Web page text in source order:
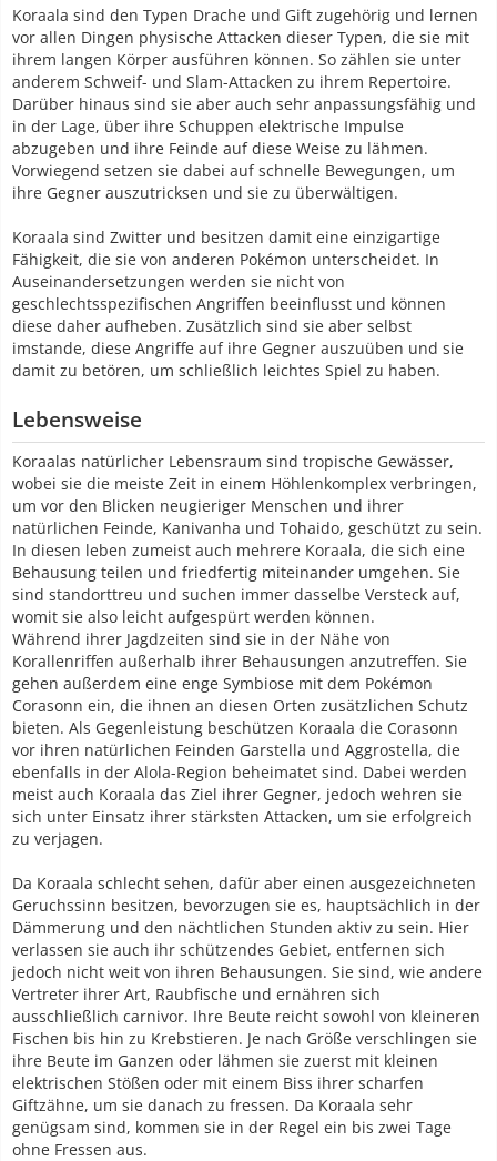
Koraala sind den Typen Drache und Gift zugehörig und lernen
vor allen Dingen physische Attacken dieser Typen, die sie mit
ihrem langen Körper ausführen können. So zählen sie unter
anderem Schweif- und Slam-Attacken zu ihrem Repertoire.
Darüber hinaus sind sie aber auch sehr anpassungsfähig und
in der Lage, über ihre Schuppen elektrische Impulse
abzugeben und ihre Feinde auf diese Weise zu lähmen.
Vorwiegend setzen sie dabei auf schnelle Bewegungen, um
ihre Gegner auszutricksen und sie zu überwältigen.
Koraala sind Zwitter und besitzen damit eine einzigartige
Fähigkeit, die sie von anderen Pokémon unterscheidet. In
Auseinandersetzungen werden sie nicht von
geschlechtsspezifischen Angriffen beeinflusst und können
diese daher aufheben. Zusätzlich sind sie aber selbst
imstande, diese Angriffe auf ihre Gegner auszuüben und sie
damit zu betören, um schließlich leichtes Spiel zu haben.
Lebensweise
Koraalas natürlicher Lebensraum sind tropische Gewässer,
wobei sie die meiste Zeit in einem Höhlenkomplex verbringen,
um vor den Blicken neugieriger Menschen und ihrer
natürlichen Feinde, Kanivanha und Tohaido, geschützt zu sein.
In diesen leben zumeist auch mehrere Koraala, die sich eine
Behausung teilen und friedfertig miteinander umgehen. Sie
sind standorttreu und suchen immer dasselbe Versteck auf,
womit sie also leicht aufgespürt werden können.
Während ihrer Jagdzeiten sind sie in der Nähe von
Korallenriffen außerhalb ihrer Behausungen anzutreffen. Sie
gehen außerdem eine enge Symbiose mit dem Pokémon
Corasonn ein, die ihnen an diesen Orten zusätzlichen Schutz
bieten. Als Gegenleistung beschützen Koraala die Corasonn
vor ihren natürlichen Feinden Garstella und Aggrostella, die
ebenfalls in der Alola-Region beheimatet sind. Dabei werden
meist auch Koraala das Ziel ihrer Gegner, jedoch wehren sie
sich unter Einsatz ihrer stärksten Attacken, um sie erfolgreich
zu verjagen.
Da Koraala schlecht sehen, dafür aber einen ausgezeichneten
Geruchssinn besitzen, bevorzugen sie es, hauptsächlich in der
Dämmerung und den nächtlichen Stunden aktiv zu sein. Hier
verlassen sie auch ihr schützendes Gebiet, entfernen sich
jedoch nicht weit von ihren Behausungen. Sie sind, wie andere
Vertreter ihrer Art, Raubfische und ernähren sich
ausschließlich carnivor. Ihre Beute reicht sowohl von kleineren
Fischen bis hin zu Krebstieren. Je nach Größe verschlingen sie
ihre Beute im Ganzen oder lähmen sie zuerst mit kleinen
elektrischen Stößen oder mit einem Biss ihrer scharfen
Giftzähne, um sie danach zu fressen. Da Koraala sehr
genügsam sind, kommen sie in der Regel ein bis zwei Tage
ohne Fressen aus.